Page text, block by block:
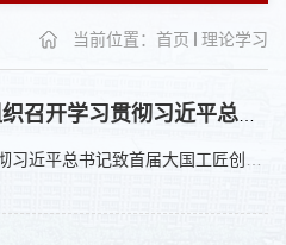
当前位置： 首页 理论学习